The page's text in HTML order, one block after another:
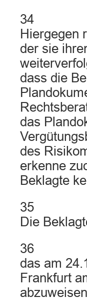
34
Hiergegen
der sie
dass die
das
des
erkenne
Beklagte
35
Die
36
das am
Frankfurt